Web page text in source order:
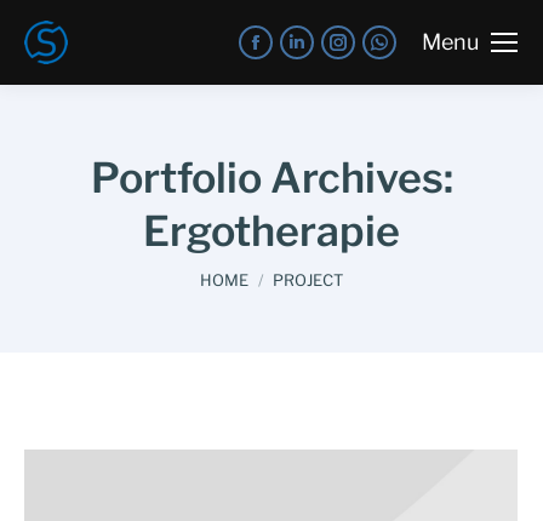
Menu
Portfolio Archives:
Ergotherapie
You are here:
HOME PROJECT